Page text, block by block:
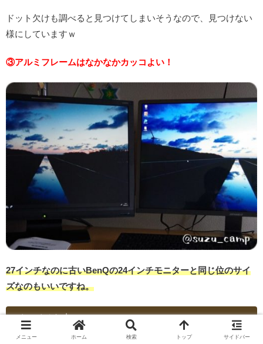
ドット欠けも調べると見つけてしまいそうなので、見つけない
様にしていますｗ
③アルミフレームはなかなかカッコよい！
27インチなのに古いBenQの24インチモニターと同じ位のサイ
ズなのもいいですね。
イマイチな点
メニュー ホーム 検索 トップ サイドバー